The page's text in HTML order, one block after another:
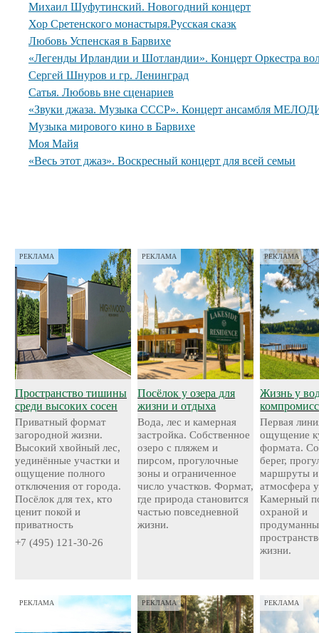
Михаил Шуфутинский. Новогодний концерт
Хор Сретенского монастыря.Русская сказк
Любовь Успенская в Барвихе
«Легенды Ирландии и Шотландии». Концерт Оркестра
Сергей Шнуров и гр. Ленинград
Сатья. Любовь вне сценариев
«Звуки джаза. Музыка СССР». Концерт ансамбля
Музыка мирового кино в Барвихе
Моя Майя
«Весь этот джаз». Воскресный концерт для всей семьи
РЕКЛАМА
Пространство тишины
среди высоких сосен
Приватный формат
загородной жизни.
Высокий хвойный лес,
уединённые участки и
ощущение полного
отключения от города.
Посёлок для тех, кто
ценит покой и
приватность
+7 (495) 121-30-26
РЕКЛАМА
Посёлок у озера для
жизни и отдыха
Вода, лес и камерная
застройка. Собственное
озеро с пляжем и
пирсом, прогулочные
зоны и ограниченное
число участков. Формат,
где природа становится
частью повседневной
жизни.
РЕКЛАМА
Жизнь у
Первая
ощущение
формата.
берег,
маршруты и
атмосфера
Камерный
охраной и
жизни.
РЕКЛАМА РЕКЛАМА РЕКЛАМА